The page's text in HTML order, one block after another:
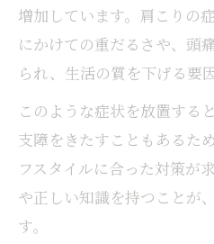
増加しています。肩こりの
にかけての重だるさや、頭
られ、生活の質を下げる要
このような症状を放置する
支障をきたすこともあるた
フスタイルに合った対策が
や正しい知識を持つことが
す。